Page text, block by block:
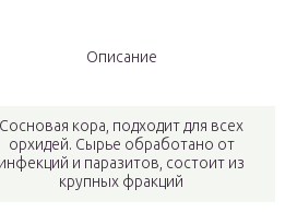
Описание
Сосновая кора, подходит для всех
орхидей. Сырье обработано от
инфекций и паразитов, состоит из
крупных фракций